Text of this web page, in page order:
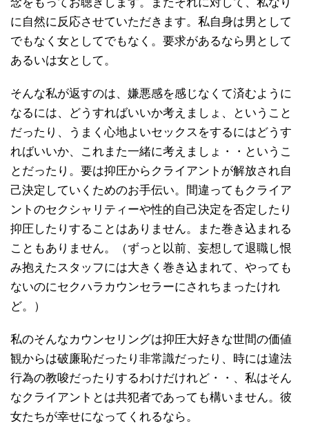
に自然に反応させていただきます。私自身は男として
でもなく女としてでもなく。要求があるなら男として
あるいは女として。
そんな私が返すのは、嫌悪感を感じなくて済むように
なるには、どうすればいいか考えましょ、ということ
だったり、うまく心地よいセックスをするにはどうす
ればいいか、これまた一緒に考えましょ・・というこ
とだったり。要は抑圧からクライアントが解放され自
己決定していくためのお手伝い。間違ってもクライア
ントのセクシャリティーや性的自己決定を否定したり
抑圧したりすることはありません。また巻き込まれる
こともありません。（ずっと以前、妄想して退職し恨
み抱えたスタッフには大きく巻き込まれて、やっても
ないのにセクハラカウンセラーにされちまったけれ
ど。）
私のそんなカウンセリングは抑圧大好きな世間の価値
観からは破廉恥だったり非常識だったり、時には違法
行為の教唆だったりするわけだけれど・・、私はそん
なクライアントとは共犯者であっても構いません。彼
女たちが幸せになってくれるなら。